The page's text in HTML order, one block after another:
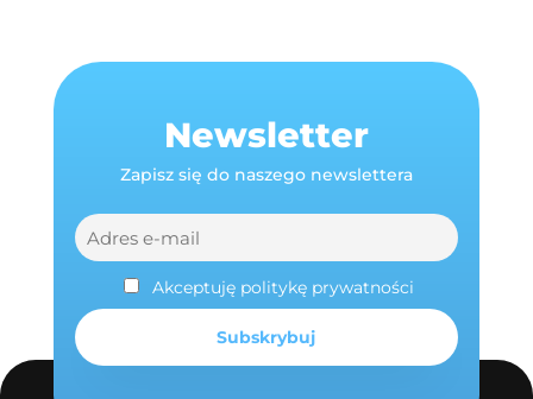
Newsletter
Zapisz się do naszego newslettera
Akceptuję politykę prywatności